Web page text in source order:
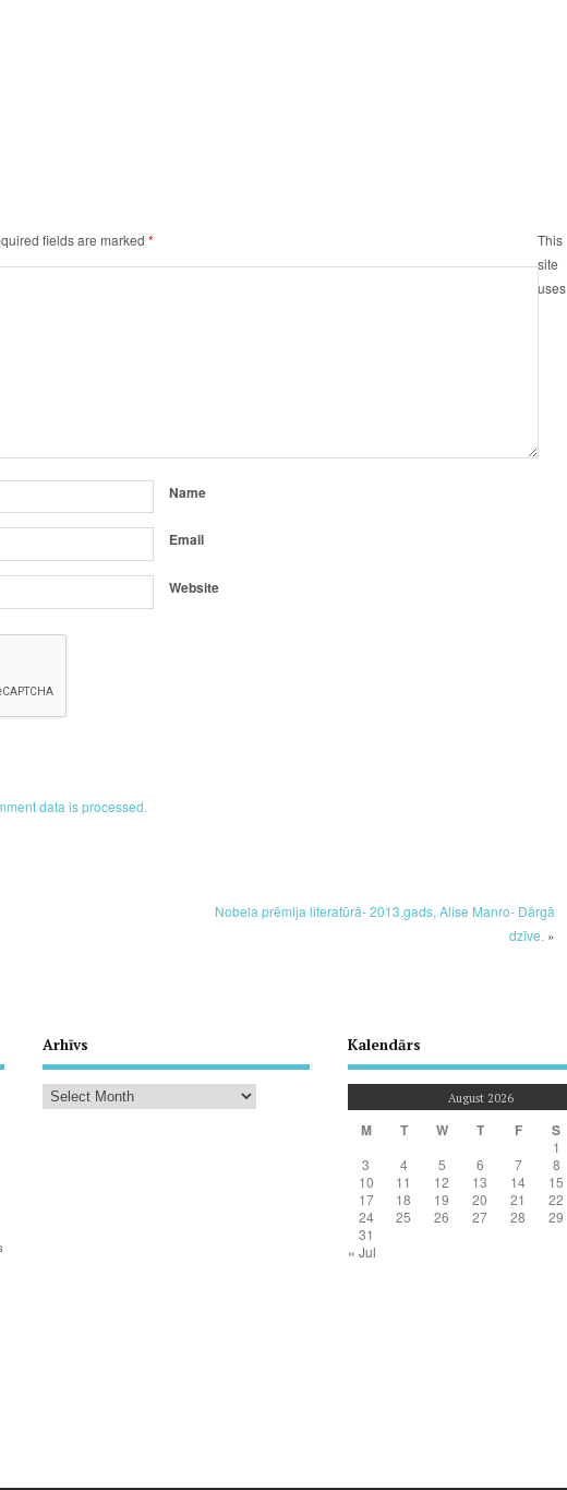
fields are marked *
Name
Email
Website
This
site
uses
data is processed.
Nobela prēmija literatūrā- 2013.gads, Alise Manro- Dārgā
dzīve. »
Arhīvs Kalendārs
August 2026
M T W T F S
1
3
4 5 6 7 8
10
11 12 13 14 15
17
18 19 20 21 22
24
25 26 27 28 29
31
« Jul